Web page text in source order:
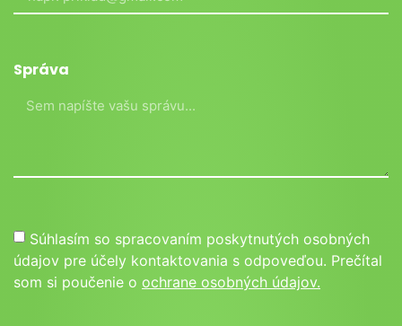
Správa
Súhlasím so spracovaním poskytnutých osobných
údajov pre účely kontaktovania s odpoveďou. Prečítal
som si poučenie o ochrane osobných údajov.